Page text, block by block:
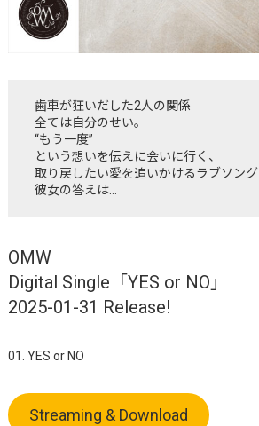
歯車が狂いだした2人の関係
全ては自分のせい。
“もう一度”
という想いを伝えに会いに行く、
取り戻したい愛を追いかけるラブソング
彼女の答えは…
OMW
Digital Single「YES or NO」
2025-01-31 Release!
01. YES or NO
Streaming & Download